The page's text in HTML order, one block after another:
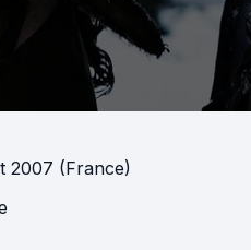
2007 (France)